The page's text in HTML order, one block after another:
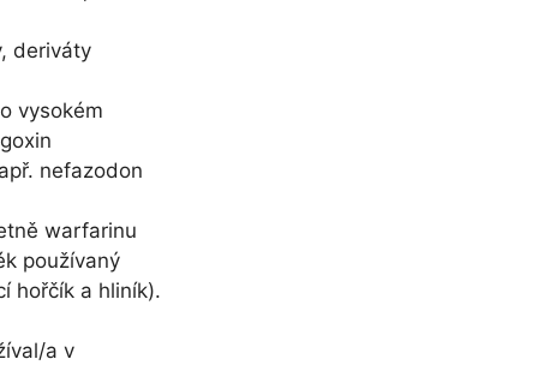
deriváty
vysokém
nefazodon
warfarinu
používaný
hořčík a hliník).
a v